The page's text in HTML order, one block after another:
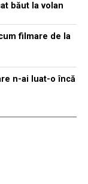
băut la volan
filmare de la
n-ai luat-o încă